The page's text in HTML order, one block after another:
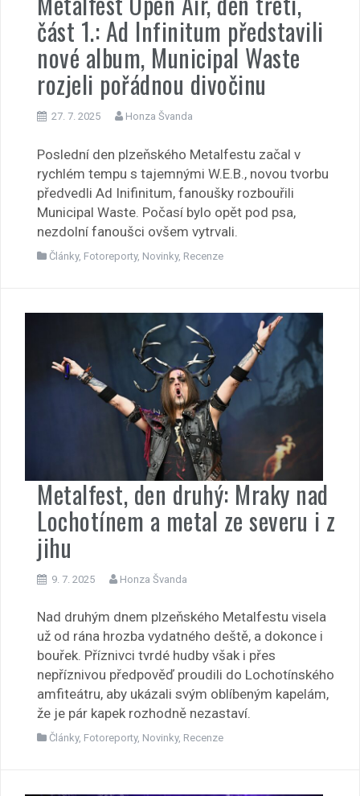
část 1.: Ad Infinitum představili
nové album, Municipal Waste
rozjeli pořádnou divočinu
27. 7. 2025 Honza Švanda
Poslední den plzeňského Metalfestu začal v
rychlém tempu s tajemnými W.E.B., novou tvorbu
předvedli Ad Inifinitum, fanoušky rozbouřili
Municipal Waste. Počasí bylo opět pod psa,
nezdolní fanoušci ovšem vytrvali.
Články, Fotoreporty, Novinky, Recenze
Metalfest, den druhý: Mraky nad
Lochotínem a metal ze severu i z
jihu
9. 7. 2025 Honza Švanda
Nad druhým dnem plzeňského Metalfestu visela
už od rána hrozba vydatného deště, a dokonce i
bouřek. Příznivci tvrdé hudby však i přes
nepříznivou předpověď proudili do Lochotínského
amfiteátru, aby ukázali svým oblíbeným kapelám,
že je pár kapek rozhodně nezastaví.
Články, Fotoreporty, Novinky, Recenze